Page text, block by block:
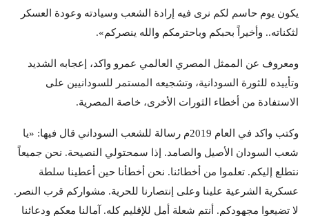
يكون يوم حاسم لكم نرى فيه إرادة الشعب وسيادته وعودة العسكر
لثكناته.. وأخيراً بحبكم وباحترمكم والله ينصركم».
ومعروف عن الممثل المصري العالمي عمرو واكد، إعجابه الشديد
وتأييده للثورة السودانية، وتشجيعه المستمر للسودانيين على
الاستفادة من أخطاء الثورات الأخرى، خاصة المصرية.
وكتب واكد في العام 2019م رسالة للشعب السوداني قال فيها: «يا
شعب السودان الأصيل والصامد. إذا سمحتولي النصيحة. نحن جميعاً
نتطلع إليكم. تعلموا من أخطائنا. نحن أخطأنا حين أعطينا سلطة
عسكرية الشرعية علينا وعلى إنتصارنا للحرية. مشواركم قرب النصر.
لا تضيعوا مجهودكم. أنتم شعلة أمل للإقليم كله. آمالنا معكم ودعائنا